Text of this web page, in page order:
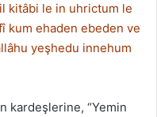
kitâbi le in uhrictum le
kum ehaden ebeden ve
yeşhedu innehum
kardeşlerine, “Yemin